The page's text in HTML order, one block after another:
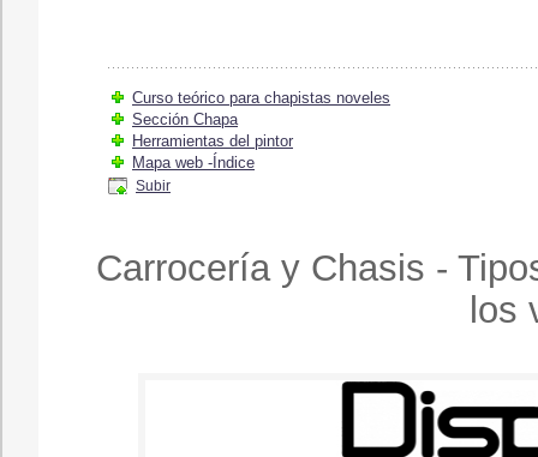
Curso teórico para chapistas noveles
Sección Chapa
Herramientas del pintor
Mapa web -Índice
Subir
Carrocería y Chasis -
los